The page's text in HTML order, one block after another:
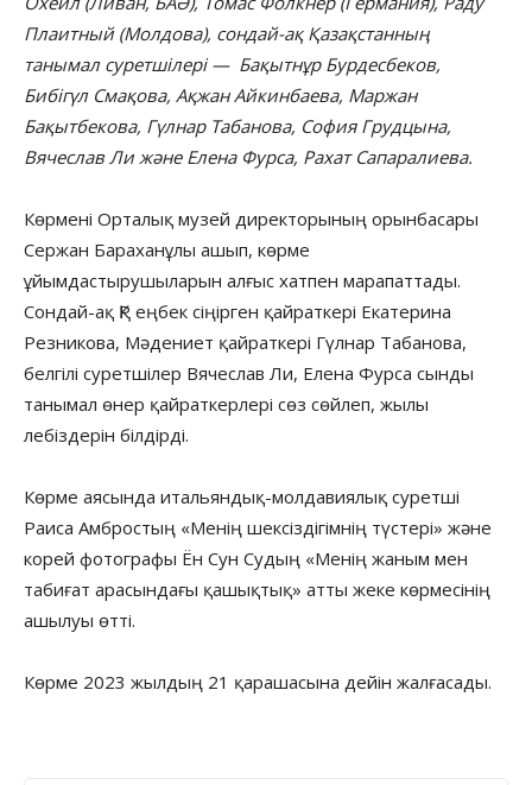
Плаитный (Молдова), сондай-ақ Қазақстанның
танымал суретшілері — Бақытнұр Бурдесбеков,
Бибігүл Смақова, Ақжан Айкинбаева, Маржан
Бақытбекова, Гүлнар Табанова, София Грудцына,
Вячеслав Ли және Елена Фурса, Рахат Сапаралиева.
Көрмені Орталық музей директорының орынбасары
Сержан Бараханұлы ашып, көрме
ұйымдастырушыларын алғыс хатпен марапаттады.
Сондай-ақ ҚР еңбек сіңірген қайраткері Екатерина
Резникова, Мәдениет қайраткері Гүлнар Табанова,
белгілі суретшілер Вячеслав Ли, Елена Фурса сынды
танымал өнер қайраткерлері сөз сөйлеп, жылы
лебіздерін білдірді.
Көрме аясында итальяндық-молдавиялық суретші
Раиса Амбростың «Менің шексіздігімнің түстері» және
корей фотографы Ён Сун Судың «Менің жаным мен
табиғат арасындағы қашықтық» атты жеке көрмесінің
ашылуы өтті.
Көрме 2023 жылдың 21 қарашасына дейін жалғасады.